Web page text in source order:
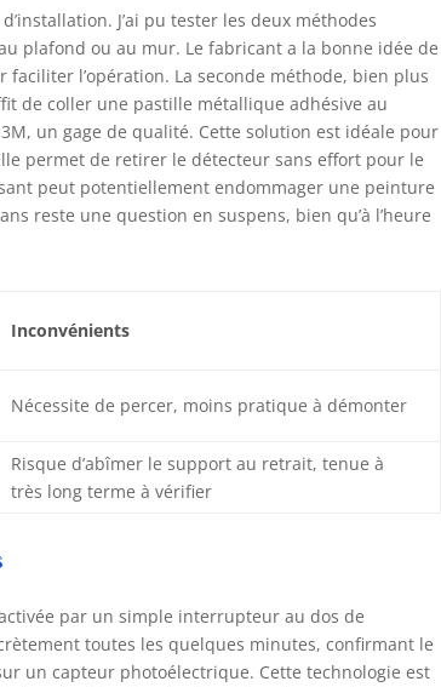
qualité, nous vous offrons un service de
gratuit. 【Facile à Installer】Vous
un support magnétique. Ces détecteurs de
être installés rapidement et sans câblage
ou plafond.
J’ai pu tester les deux méthodes
plafond ou au mur. Le fabricant a la bonne idée de
l’opération. La seconde méthode, bien plus
de coller une pastille métallique adhésive au
un gage de qualité. Cette solution est idéale pour
permet de retirer le détecteur sans effort pour le
peut potentiellement endommager une peinture
reste une question en suspens, bien qu’à l’heure
Inconvénients
Nécessite de percer, moins pratique à démonter
Risque d’abîmer le support au retrait, tenue à
très long terme à vérifier
par un simple interrupteur au dos de
toutes les quelques minutes, confirmant le
un capteur photoélectrique. Cette technologie est